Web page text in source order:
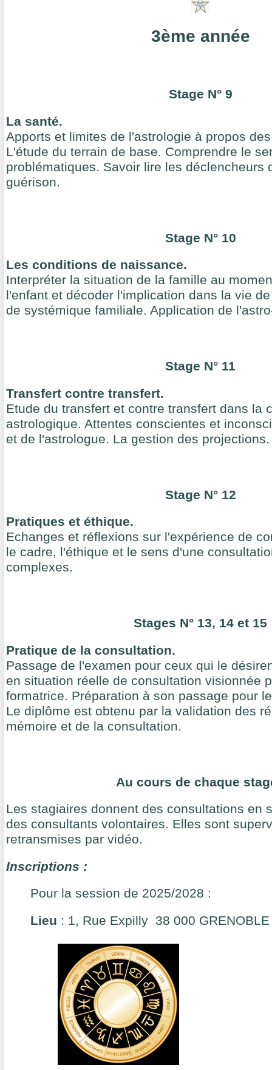
3ème année
Stage N° 9
La santé.
Apports et limites de l'astrologie à propos
L'étude du terrain de base. Comprendre le
problématiques. Savoir lire les déclencheurs
guérison.
Stage N° 10
Les conditions de naissance.
Interpréter la situation de la famille au
l'enfant et décoder l'implication dans la vie
de systémique familiale. Application de
Stage N° 11
Transfert contre transfert.
Etude du transfert et contre transfert dans la
astrologique. Attentes conscientes et
et de l'astrologue. La gestion des projections.
Stage N° 12
Pratiques et éthique.
Echanges et réflexions sur l'expérience de
le cadre, l'éthique et le sens d'une
complexes.
Stages N° 13, 14 et 15
Pratique de la consultation.
Passage de l'examen pour ceux qui le
en situation réelle de consultation visionnée
formatrice. Préparation à son passage pour
Le diplôme est obtenu par la validation des
mémoire et de la consultation.
Au cours de chaque
Les stagiaires donnent des consultations en
des consultants volontaires. Elles sont
retransmises par vidéo.
Inscriptions :
Pour la session de 2025/2028 :
Lieu : 1, Rue Expilly 38 000 GRENOBLE